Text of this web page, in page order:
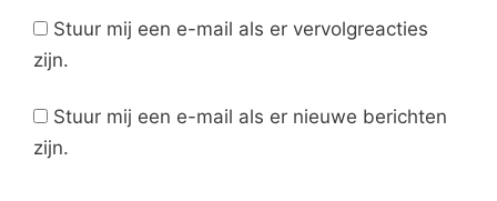
Stuur mij een e-mail als er vervolgreacties
zijn.
Stuur mij een e-mail als er nieuwe berichten
zijn.